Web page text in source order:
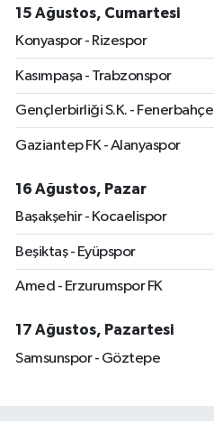
15 Ağustos, Cumartesi
Konyaspor - Rizespor
Kasımpaşa - Trabzonspor
Gençlerbirliği S.K. - Fenerbahçe
Gaziantep FK - Alanyaspor
16 Ağustos, Pazar
Başakşehir - Kocaelispor
Beşiktaş - Eyüpspor
Amed - Erzurumspor FK
17 Ağustos, Pazartesi
Samsunspor - Göztepe